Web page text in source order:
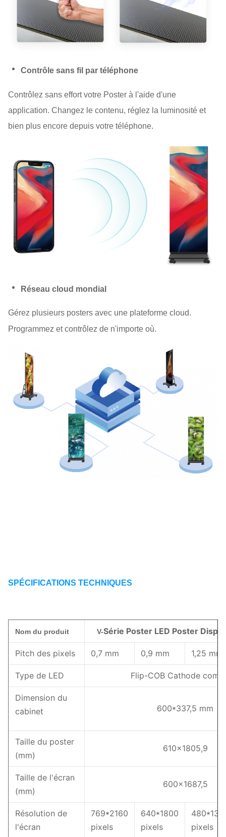
Contrôle sans fil par téléphone
Contrôlez sans effort votre Poster à l'aide d'une
application. Changez le contenu, réglez la luminosité et
bien plus encore depuis votre téléphone.
Réseau cloud mondial
Gérez plusieurs posters avec une plateforme cloud.
Programmez et contrôlez de n'importe où.
SPÉCIFICATIONS TECHNIQUES
Nom du produit V-Série Poster LED Poster
Pitch des pixels 0,7 mm 0,9 mm 1,25 mm
Type de LED Flip-COB Cathode
Dimension du
cabinet
600*337,5 mm
Taille du poster
(mm)
610x1805,9
Taille de l'écran
(mm)
600x1687,5
Résolution de
l'écran
769*2160
pixels
640*1800
pixels
pixels